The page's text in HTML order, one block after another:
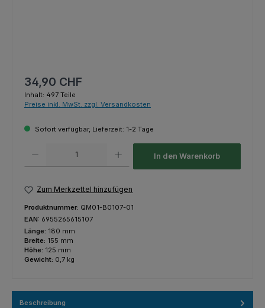
Regulärer Preis:
34,90 CHF
Inhalt: 497 Teile
Preise inkl. MwSt. zzgl. Versandkosten
Sofort verfügbar, Lieferzeit: 1-2 Tage
In den Warenkorb
Zum Merkzettel hinzufügen
Produktnummer: QM01-B0107-01
EAN: 6955265615107
Länge: 180 mm
Breite: 155 mm
Höhe: 125 mm
Gewicht: 0,7 kg
Beschreibung